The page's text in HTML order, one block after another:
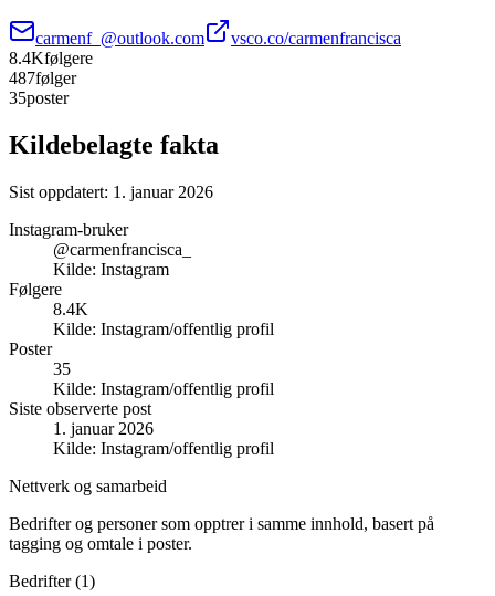
carmenf_@outlook.com
vsco.co/carmenfrancisca
8.4Kfølgere
487følger
35poster
Kildebelagte fakta
Sist oppdatert: 1. januar 2026
Instagram-bruker
@carmenfrancisca_
Kilde: Instagram
Følgere
8.4K
Kilde: Instagram/offentlig profil
Poster
35
Kilde: Instagram/offentlig profil
Siste observerte post
1. januar 2026
Kilde: Instagram/offentlig profil
Nettverk og samarbeid
Bedrifter og personer som opptrer i samme innhold, basert på
tagging og omtale i poster.
Bedrifter (1)